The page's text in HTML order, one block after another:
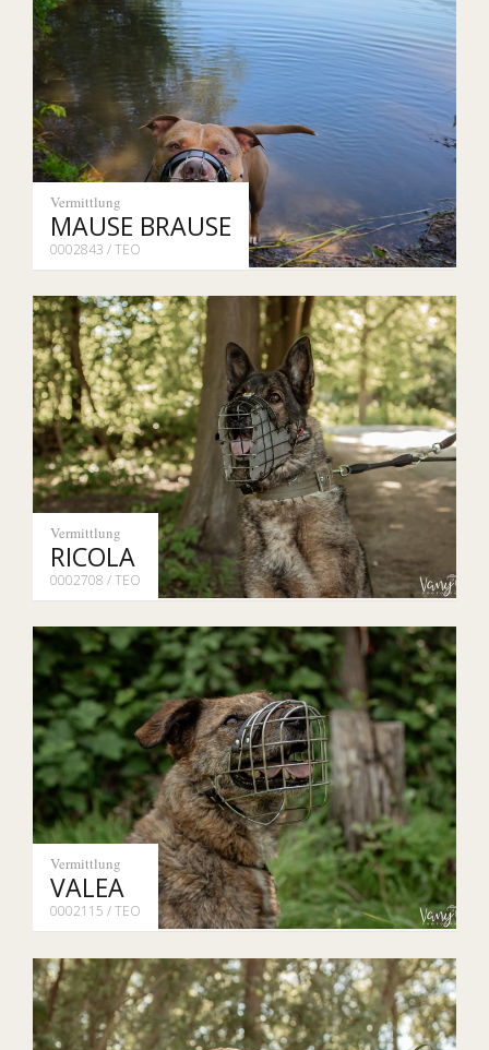
Vermittlung
MAUSE BRAUSE
0002843 / TEO
Vermittlung
RICOLA
0002708 / TEO
Vermittlung
VALEA
0002115 / TEO